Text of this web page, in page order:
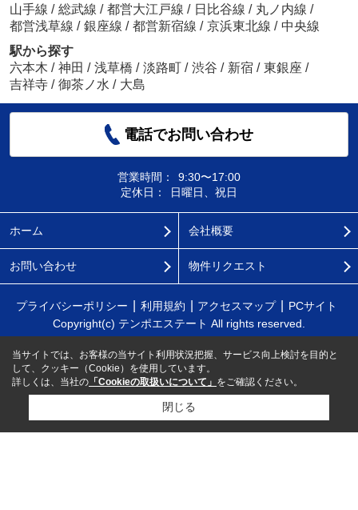
山手線 / 総武線 / 都営大江戸線 / 日比谷線 / 丸ノ内線 /
都営浅草線 / 銀座線 / 都営新宿線 / 京浜東北線 / 中央線
駅から探す
六本木 / 神田 / 浅草橋 / 淡路町 / 渋谷 / 新宿 / 東銀座 /
吉祥寺 / 御茶ノ水 / 大島
電話でお問い合わせ
営業時間：
9:30〜17:00
定休日：
日曜日、祝日
ホーム 会社概要
お問い合わせ 物件リクエスト
プライバシーポリシー 利用規約 アクセスマップ
PCサイト
Copyright(c) テンポエステート All rights reserved.
当サイトでは、お客様の当サイト利用状況把握、サービス向上検討を目的と
して、クッキー（Cookie）を使用しています。
詳しくは、当社の 「Cookieの取扱いについて」 をご確認ください。
閉じる